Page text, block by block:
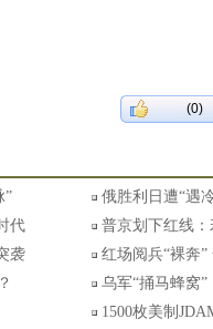
(0)
”
俄胜利日遭“遇
代
普京划下红线
袭
红场阅兵“裸奔
乌军“捅马蜂窝
1500枚美制